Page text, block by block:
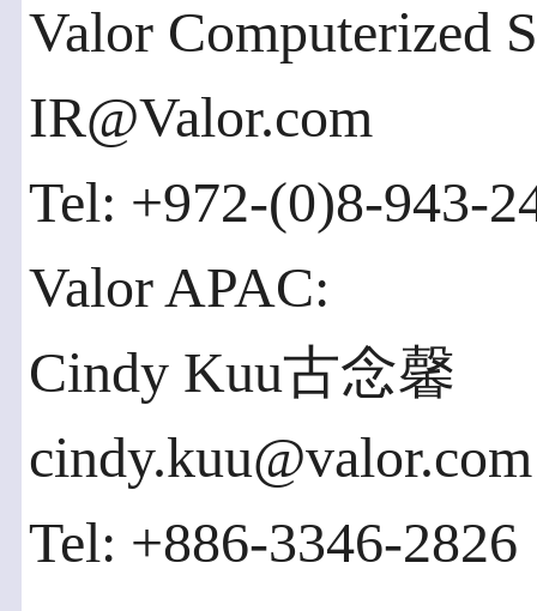
Valor Computerized
IR@Valor.com
Tel: +972-(0)8-943-
Valor APAC:
Cindy Kuu古念馨
cindy.kuu@valor.com
Tel: +886-3346-2826